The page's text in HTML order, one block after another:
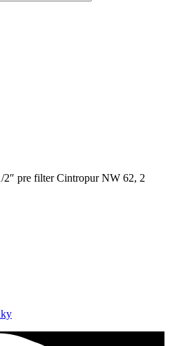
2″ pre filter Cintropur NW 62, 2